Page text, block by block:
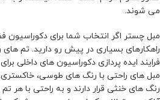
می شوند.
مبل چستر اگر انتخاب شما برای دکوراسیون
راهکارهای بسیاری در پیش رو دارید. تم های
فرایند ایده پردازی دکوراسیون های داخلی
مبل های راحتی با رنگ های طوسی،
رنگ های خنثی قرار دارند و به راحتی با